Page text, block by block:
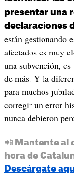
presentar una
declaraciones
están gestionando
afectados es muy
una subvención,
de más. Y la
para muchos
corregir un error
nunca debieron
📲 Mantente al
hora de
Descárgate